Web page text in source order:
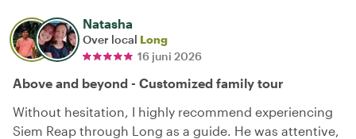
Natasha
Over local Long
16 juni 2026
Above and beyond - Customized family tour
Without hesitation, I highly recommend experiencing
Siem Reap through Long as a guide. He was attentive,